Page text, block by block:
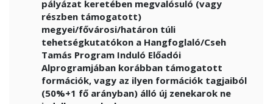
pályázat keretében megvalósuló (vagy
részben támogatott)
megyei/fővárosi/határon túli
tehetségkutatókon a Hangfoglaló/Cseh
Tamás Program Induló Előadói
Alprogramjában korábban támogatott
formációk, vagy az ilyen formációk tagjaiból
(50%+1 fő arányban) álló új zenekarok ne